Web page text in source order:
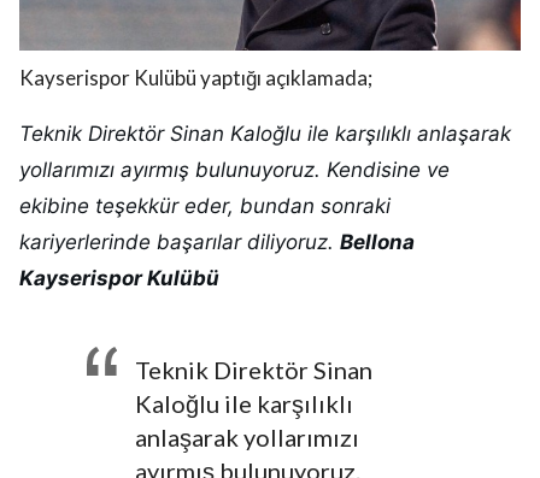
Kayserispor Kulübü yaptığı açıklamada;
Teknik Direktör Sinan Kaloğlu ile karşılıklı anlaşarak
yollarımızı ayırmış bulunuyoruz. Kendisine ve
ekibine teşekkür eder, bundan sonraki
kariyerlerinde başarılar diliyoruz. Bellona
Kayserispor Kulübü
Teknik Direktör Sinan
Kaloğlu ile karşılıklı
anlaşarak yollarımızı
ayırmış bulunuyoruz.